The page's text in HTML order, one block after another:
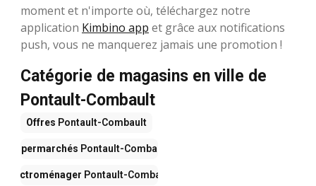
moment et n'importe où, téléchargez notre
application Kimbino app et grâce aux notifications
push, vous ne manquerez jamais une promotion !
Catégorie de magasins en ville de
Pontault-Combault
Offres Pontault-Combault
Supermarchés Pontault-Combault
Électroménager Pontault-Combault